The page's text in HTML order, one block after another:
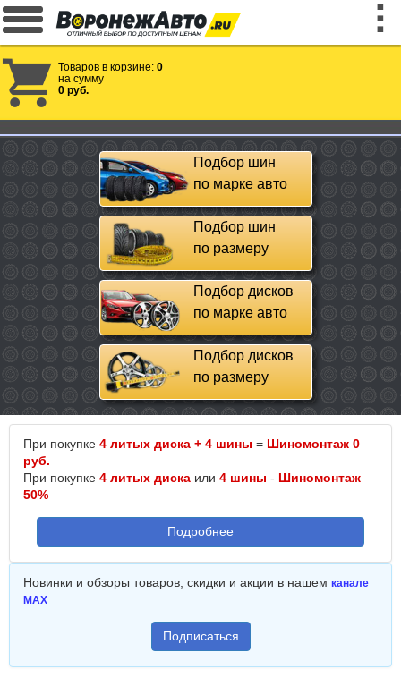
Товаров в корзине: 0
на сумму
0 руб.
Подбор шин
по марке авто
Подбор шин
по размеру
Подбор дисков
по марке авто
Подбор дисков
по размеру
При покупке 4 литых диска + 4 шины = Шиномонтаж 0
руб.
При покупке 4 литых диска или 4 шины - Шиномонтаж
50%
Подробнее
Новинки и обзоры товаров, скидки и акции в нашем канале
MAX
Подписаться